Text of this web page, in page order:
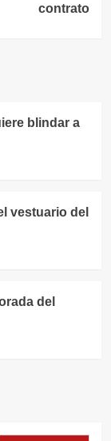
contrato
blindar a
vestuario del
del